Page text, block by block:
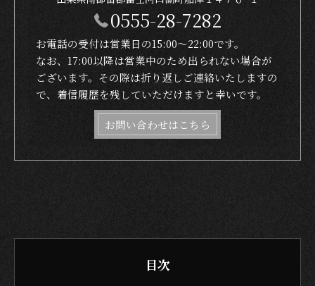
0555-28-7282
お電話の受付は営業日の15:00〜22:00です。
なお、17:00以降は営業中のため出られない場合が
ございます。その際は折り返しご連絡いたしますの
で、着信履歴を残していただけますと幸いです。
お問い合わせはこちら
目次